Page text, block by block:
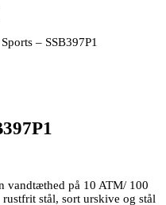
– SSB397P1
vandtæthed på 10 ATM/ 100
stål, sort urskive og stål